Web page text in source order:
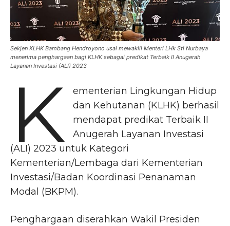
Sekjen KLHK Bambang Hendroyono usai mewakili Menteri LHk Sti Nurbaya
menerima penghargaan bagi KLHK sebagai predikat Terbaik II Anugerah
Layanan Investasi (ALI) 2023
K
ementerian Lingkungan Hidup
dan Kehutanan (KLHK) berhasil
mendapat predikat Terbaik II
Anugerah Layanan Investasi
(ALI) 2023 untuk Kategori
Kementerian/Lembaga dari Kementerian
Investasi/Badan Koordinasi Penanaman
Modal (BKPM).
Penghargaan diserahkan Wakil Presiden